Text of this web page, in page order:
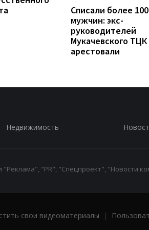
Списали более
мужчин: экс-
руководителей
Мукачевского ТЦК
арестовали
Недвижимость
"PR", "Спецпроект", "Новости
свои видеоматериалы |